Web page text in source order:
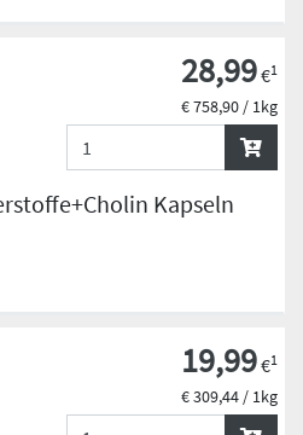
Kapseln
28,99€1
€ 758,90 / 1kg
19,99€1
€ 309,44 / 1kg